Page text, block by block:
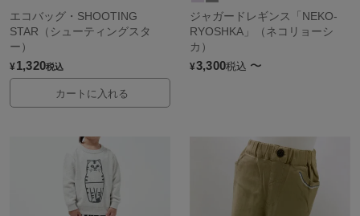
エコバッグ・SHOOTING
STAR（シューティングスタ
ー）
¥1,320税込
カートに入れる
ジャガードレギンス「NEKO-
RYOSHKA」（ネコリョーシ
カ）
¥3,300税込 〜